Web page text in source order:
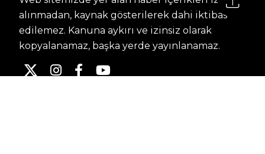
alınmadan, kaynak gösterilerek dahi iktibas
edilemez. Kanuna aykırı ve izinsiz olarak
kopyalanamaz, başka yerde yayınlanamaz.